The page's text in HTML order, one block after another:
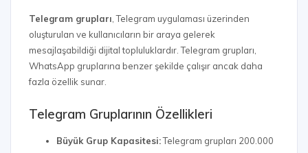
Telegram grupları , Telegram uygulaması üzerinden
oluşturulan ve kullanıcıların bir araya gelerek
mesajlaşabildiği dijital topluluklardır. Telegram grupları,
WhatsApp gruplarına benzer şekilde çalışır ancak daha
fazla özellik sunar.
Telegram Gruplarının Özellikleri
Büyük Grup Kapasitesi:Telegram grupları 200.000